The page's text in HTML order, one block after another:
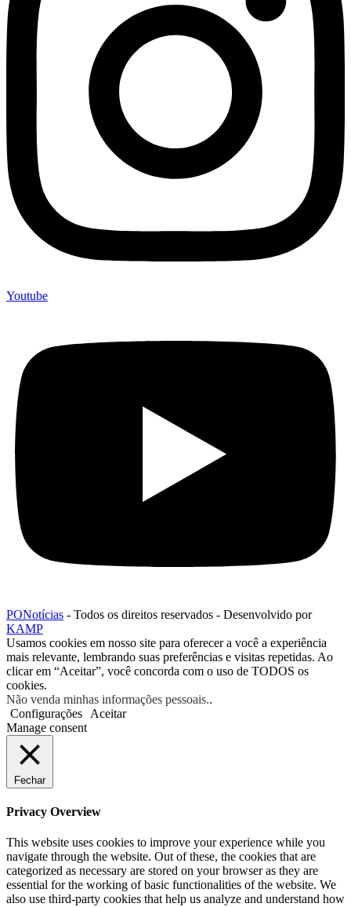
Youtube
PONotícias - Todos os direitos reservados - Desenvolvido por
KAMP
Usamos cookies em nosso site para oferecer a você a experiência
mais relevante, lembrando suas preferências e visitas repetidas. Ao
clicar em “Aceitar”, você concorda com o uso de TODOS os
cookies.
Não venda minhas informações pessoais..
Configurações
Aceitar
Manage consent
Fechar
Privacy Overview
This website uses cookies to improve your experience while you
navigate through the website. Out of these, the cookies that are
categorized as necessary are stored on your browser as they are
essential for the working of basic functionalities of the website. We
also use third-party cookies that help us analyze and understand how